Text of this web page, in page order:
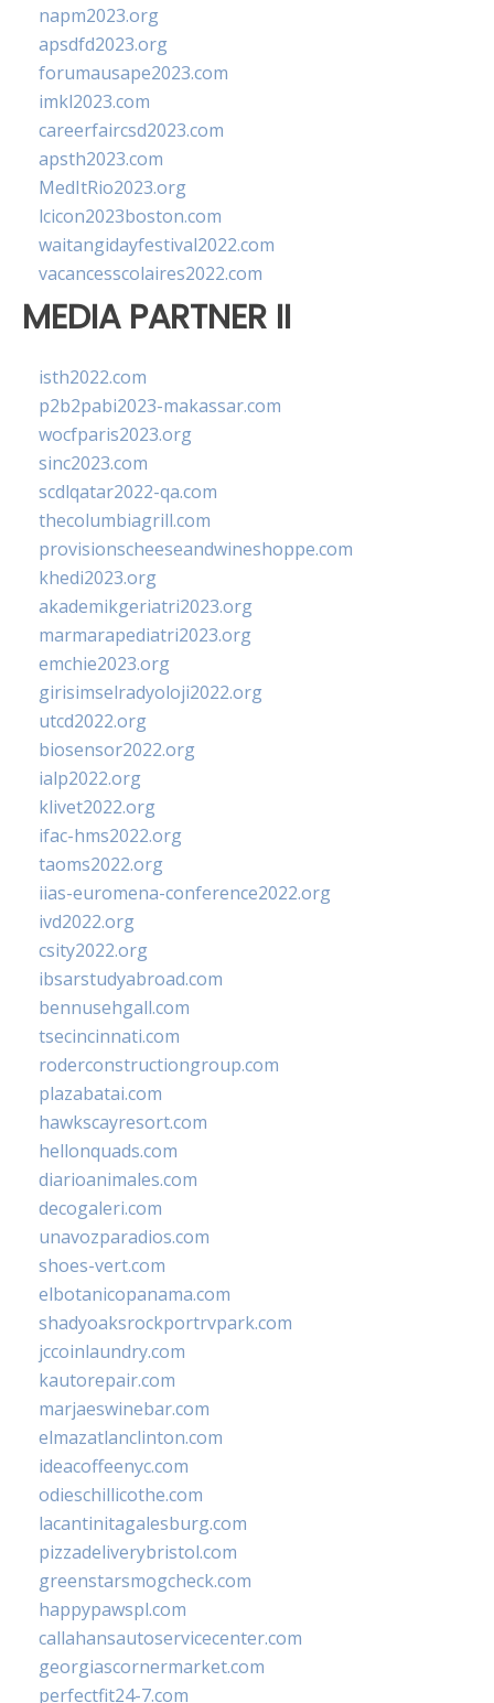
napm2023.org
apsdfd2023.org
forumausape2023.com
imkl2023.com
careerfaircsd2023.com
apsth2023.com
MedItRio2023.org
lcicon2023boston.com
waitangidayfestival2022.com
vacancesscolaires2022.com
MEDIA PARTNER II
isth2022.com
p2b2pabi2023-makassar.com
wocfparis2023.org
sinc2023.com
scdlqatar2022-qa.com
thecolumbiagrill.com
provisionscheeseandwineshoppe.com
khedi2023.org
akademikgeriatri2023.org
marmarapediatri2023.org
emchie2023.org
girisimselradyoloji2022.org
utcd2022.org
biosensor2022.org
ialp2022.org
klivet2022.org
ifac-hms2022.org
taoms2022.org
iias-euromena-conference2022.org
ivd2022.org
csity2022.org
ibsarstudyabroad.com
bennusehgall.com
tsecincinnati.com
roderconstructiongroup.com
plazabatai.com
hawkscayresort.com
hellonquads.com
diarioanimales.com
decogaleri.com
unavozparadios.com
shoes-vert.com
elbotanicopanama.com
shadyoaksrockportrvpark.com
jccoinlaundry.com
kautorepair.com
marjaeswinebar.com
elmazatlanclinton.com
ideacoffeenyc.com
odieschillicothe.com
lacantinitagalesburg.com
pizzadeliverybristol.com
greenstarsmogcheck.com
happypawspl.com
callahansautoservicecenter.com
georgiascornermarket.com
perfectfit24-7.com